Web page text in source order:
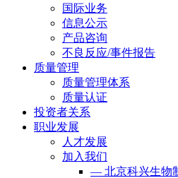
国际业务
信息公示
产品咨询
不良反应/事件报告
质量管理
质量管理体系
质量认证
投资者关系
职业发展
人才发展
加入我们
— 北京科兴生物